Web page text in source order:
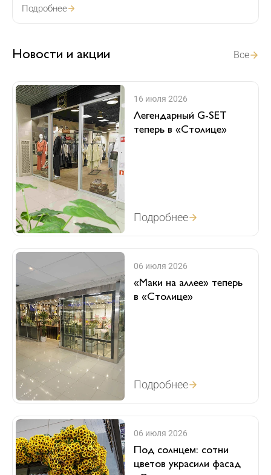
Подробнее
Новости и акции
16 июля 2026
Легендарный G-SET
теперь в «Столице»
Подробнее
06 июля 2026
«Маки на аллее» теперь
в «Столице»
Подробнее
06 июля 2026
Под солнцем: сотни
цветов украсили фасад